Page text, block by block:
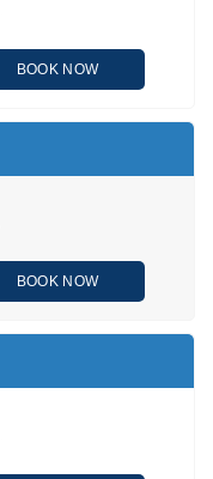
BOOK NOW
BOOK NOW